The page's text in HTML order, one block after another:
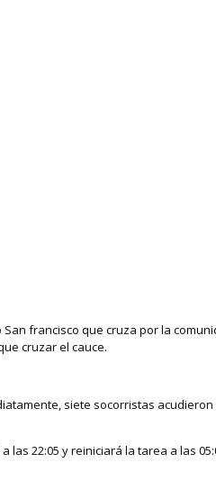
francisco que cruza por la
cruzar el cauce.
siete socorristas
22:05 y reiniciará la tarea a las